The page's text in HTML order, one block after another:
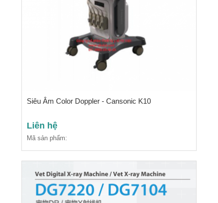
Siêu Âm Color Doppler - Cansonic K10
Liên hệ
Mã sản phẩm: